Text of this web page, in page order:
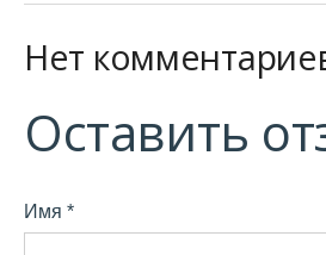
Нет
Оставить
Имя *